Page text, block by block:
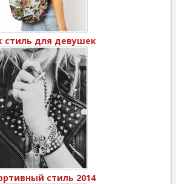
стиль для девушек
стиль 2014